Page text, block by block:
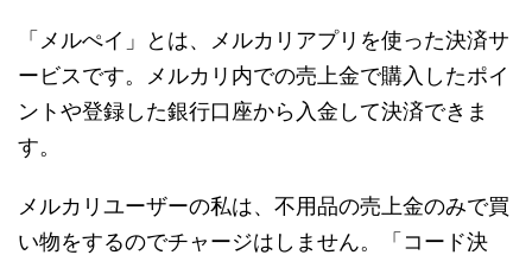
「メルぺイ」とは、メルカリアプリを使った決済サ
ービスです。メルカリ内での売上金で購入したポイ
ントや登録した銀行口座から入金して決済できま
す。
メルカリユーザーの私は、不用品の売上金のみで買
い物をするのでチャージはしません。「コード決